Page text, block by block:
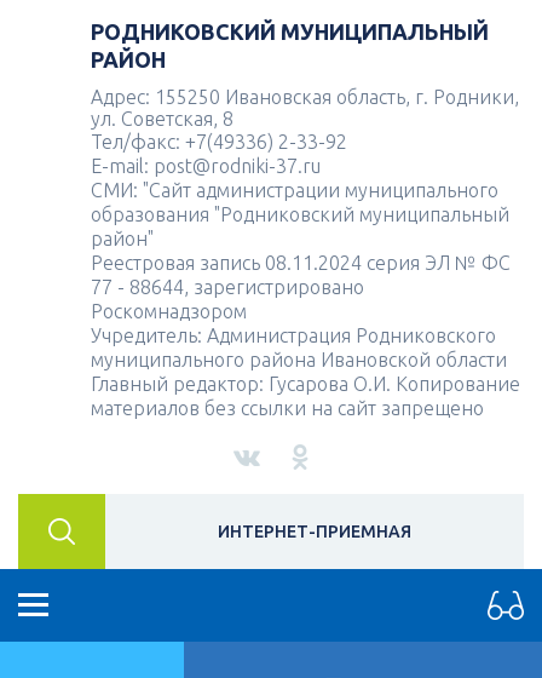
РОДНИКОВСКИЙ МУНИЦИПАЛЬНЫЙ
РАЙОН
Адрес: 155250 Ивановская область, г. Родники,
ул. Советская, 8
Тел/факс: +7(49336) 2-33-92
E-mail: post@rodniki-37.ru
СМИ: "Сайт администрации муниципального
образования "Родниковский муниципальный
район"
Реестровая запись 08.11.2024 серия ЭЛ № ФС
77 - 88644, зарегистрировано
Роскомнадзором
Учредитель: Администрация Родниковского
муниципального района Ивановской области
Главный редактор: Гусарова О.И. Копирование
материалов без ссылки на сайт запрещено
ИНТЕРНЕТ-ПРИЕМНАЯ